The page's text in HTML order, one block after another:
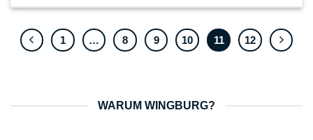
1 … 8 9 10 11 12
WARUM WINGBURG?